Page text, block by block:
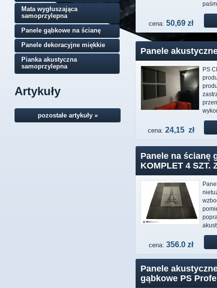
Mata wygłuszająca
samoprzylepna
Panele gąbkowe na ścianę
Panele dekoracyjne miękkie
Pianka akustyczna
samoprzylepna
Artykuły
pozostałe artykuły »
cena: 50,69 zł
Panele
PS
cena: 24,15 zł
Panele na ścianę
KOMPLET 4 SZT.
cena: 356.0 zł
Panele
gąbkowe PS